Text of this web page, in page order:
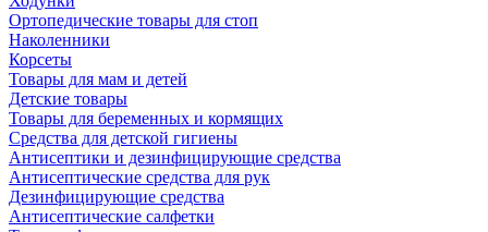
Ортопедические товары для стоп
Наколенники
Корсеты
Товары для мам и детей
Детские товары
Товары для беременных и кормящих
Средства для детской гигиены
Антисептики и дезинфицирующие средства
Антисептические средства для рук
Дезинфицирующие средства
Антисептические салфетки